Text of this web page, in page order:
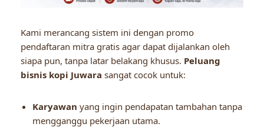
Kami merancang sistem ini dengan promo
pendaftaran mitra gratis agar dapat dijalankan oleh
siapa pun, tanpa latar belakang khusus. Peluang
bisnis kopi Juwara sangat cocok untuk:
Karyawan yang ingin pendapatan tambahan tanpa
mengganggu pekerjaan utama.